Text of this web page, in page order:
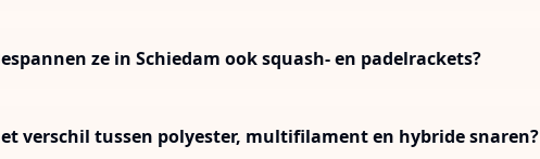
ze in Schiedam ook squash- en padelrackets?
verschil tussen polyester, multifilament en hybride snaren?